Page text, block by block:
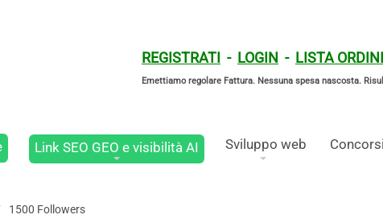
REGISTRATI - LOGIN - LISTA ORDINI
Emettiamo regolare Fattura. Nessuna spesa nascosta.
Link SEO GEO e visibilità AI Sviluppo web Concorsi
1500 Followers